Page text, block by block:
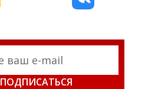
ПОДПИСАТЬСЯ